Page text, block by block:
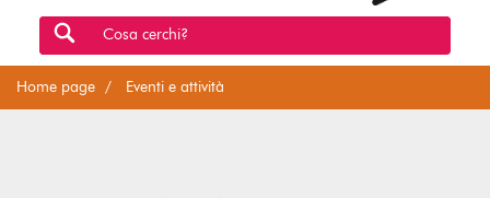
Cosa cerchi?
Home page Eventi e attività